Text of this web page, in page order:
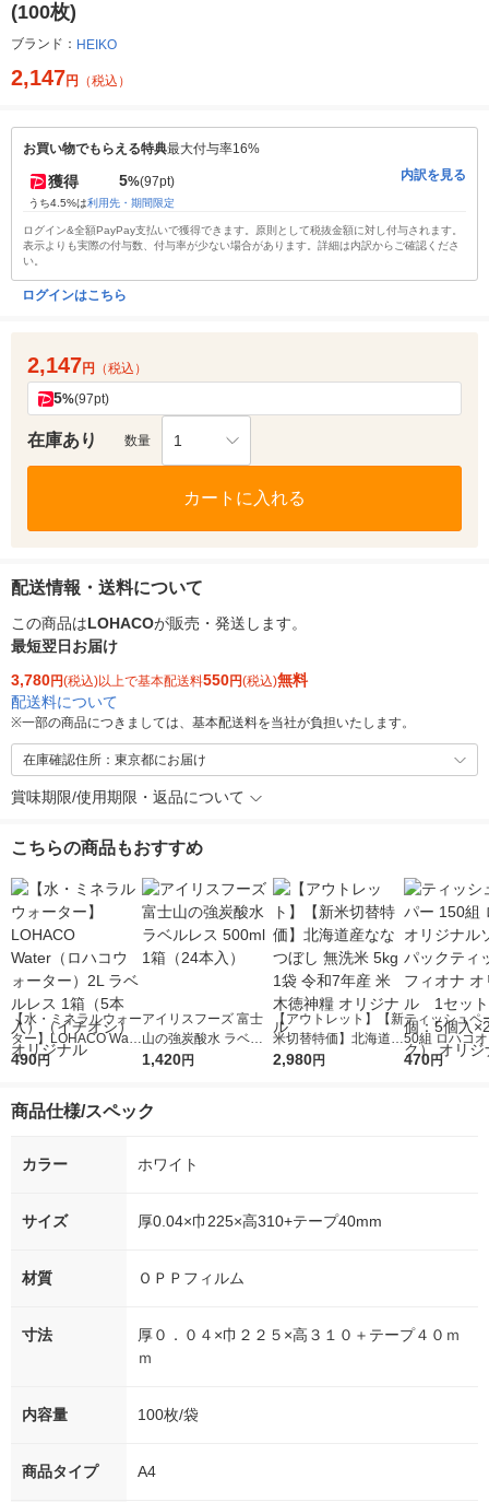
(100枚)
ブランド： HEIKO
2,147円 （税込）
お買い物でもらえる特典最大付与率16%
獲得 5%(97pt)
うち4.5%は利用先・期間限定
内訳を見る
ログイン&全額PayPay支払いで獲得できます。原則として税抜金額に対し付与されます。
表示よりも実際の付与数、付与率が少ない場合があります。詳細は内訳からご確認くださ
い。
ログインはこちら
2,147円 （税込）
5%(97pt)
在庫あり 数量 1
カートに入れる
配送情報・送料について
この商品はLOHACOが販売・発送します。
最短翌日お届け
3,780円(税込)以上で基本配送料550円(税込)無料
配送料について
※一部の商品につきましては、基本配送料を当社が負担いたします。
在庫確認住所：東京都にお届け
賞味期限/使用期限・返品について
こちらの商品もおすすめ
【水・ミネラルウォー
ター】LOHACO Wate
r（ロハコウォータ
シ） オリジナル
490円
アイリスフーズ 富士
山の強炭酸水 ラベル
レス 500ml 1箱（24
1,420円
【アウトレット】【新
米切替特価】北海道産
ななつぼし 無洗米 5k
2,980円
ティッシュペ
50組 ロハコ
ルソフトパッ
470円
商品仕様/スペック
カラー ホワイト
サイズ 厚0.04×巾225×高310+テープ40mm
材質 ＯＰＰフィルム
寸法
厚０．０４×巾２２５×高３１０＋テープ４０ｍ
ｍ
内容量 100枚/袋
商品タイプ A4